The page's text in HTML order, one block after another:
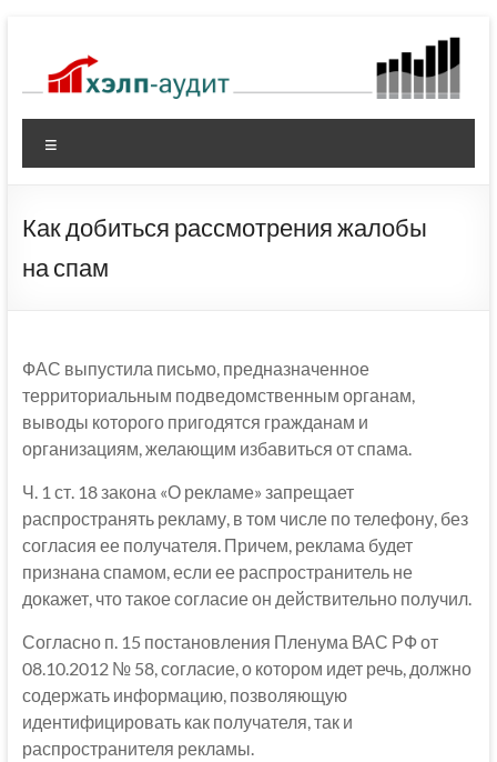
содержимому
Как добиться рассмотрения жалобы
на спам
ФАС выпустила письмо, предназначенное
территориальным подведомственным органам,
выводы которого пригодятся гражданам и
организациям, желающим избавиться от спама.
Ч. 1 ст. 18 закона «О рекламе» запрещает
распространять рекламу, в том числе по телефону, без
согласия ее получателя. Причем, реклама будет
признана спамом, если ее распространитель не
докажет, что такое согласие он действительно получил.
Согласно п. 15 постановления Пленума ВАС РФ от
08.10.2012 № 58, согласие, о котором идет речь, должно
содержать информацию, позволяющую
идентифицировать как получателя, так и
распространителя рекламы.